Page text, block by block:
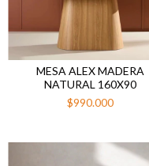
MESA ALEX MADERA
NATURAL 160X90
$990.000